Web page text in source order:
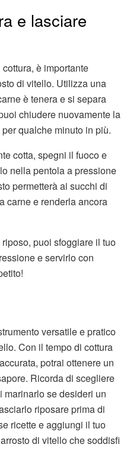
e lasciare
è importante
di vitello. Utilizza una
è tenera e si separa
chiudere nuovamente la
qualche minuto in più.
cotta, spegni il fuoco e
nella pentola a pressione
permetterà ai succhi di
carne e renderla ancora
puoi sfoggiare il tuo
e servirlo con
versatile e pratico
Con il tempo di cottura
potrai ottenere un
Ricorda di scegliere
se desideri un
riposare prima di
ricette e aggiungi il tuo
di vitello che soddisfi